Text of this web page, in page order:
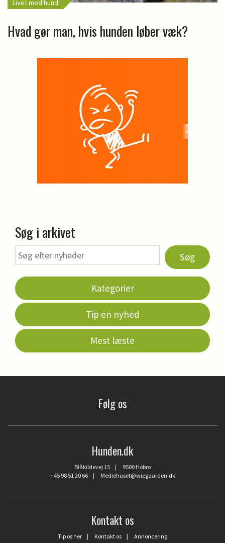
Livet med hund
Hvad gør man, hvis hunden løber væk?
Søg i arkivet
Søg
Kategorier
Tip en nyhed
Mest læste
Følg os
Hunden.dk
Blåkildevej 15 | 9500 Hobro
+45 98 51 20 66| Mediehuset@wiegaarden.dk
Kontakt os
Tip os her | Kontakt os | Annoncering